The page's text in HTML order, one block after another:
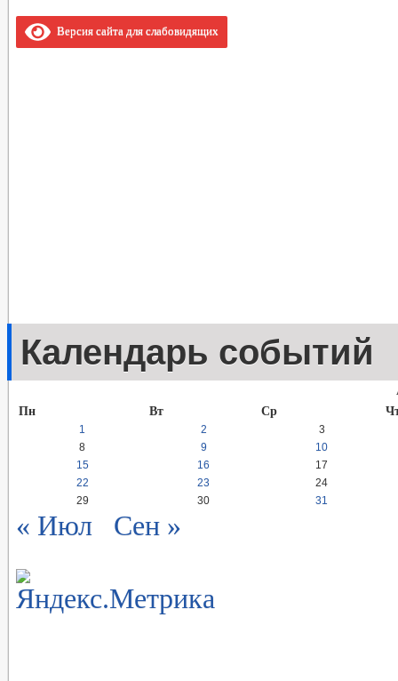
Версия сайта для слабовидящих
Календарь событий
Пн
Вт Ср
1 2
3
8
9
10
15
16
17
22
23
24
29
30 31
« Июл Сен »